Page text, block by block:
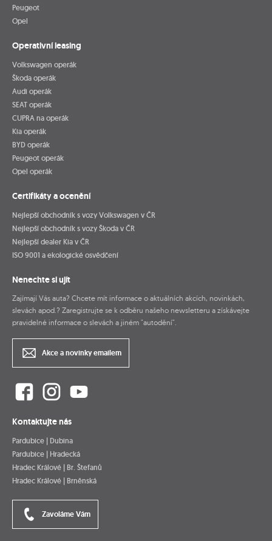
Peugeot
Opel
Operativní leasing
Volkswagen operák
Škoda operák
Audi operák
SEAT operák
CUPRA na operák
Kia operák
BYD operák
Peugeot operák
Opel operák
Certifikáty a ocenění
Nejlepší obchodník s vozy Volkswagen v ČR
Nejlepší obchodník s vozy Škoda v ČR
Nejlepší dealer Kia v ČR
ISO 9001 a ekologické osvědčení
Nenechte si ujít
Zajímají Vás auta? Chcete mít informace o aktuálních akcích, novinkách,
slevách apod.? Zaregistrujte se k odběru našeho newsletteru a získávejte
pravidelné informace o slevách a jiném "autodění".
Akce a novinky emailem
Kontaktujte nás
Pardubice | Dubina
Pardubice | Hradecká
Hradec Králové | Br. Štefanů
Hradec Králové | Brněnská
Zavoláme Vám